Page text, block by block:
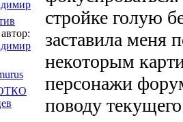
стройке голую
заставила меня
некоторым
персонажи
поводу
автор: